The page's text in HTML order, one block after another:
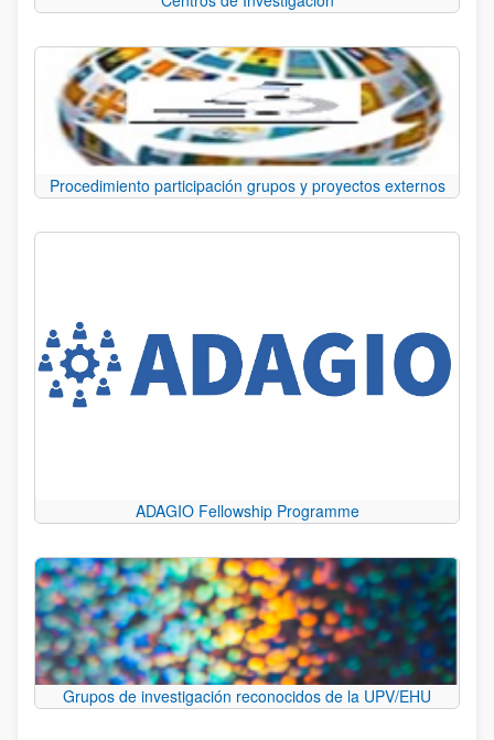
Procedimiento participación grupos y proyectos externos
ADAGIO Fellowship Programme
Grupos de investigación reconocidos de la UPV/EHU